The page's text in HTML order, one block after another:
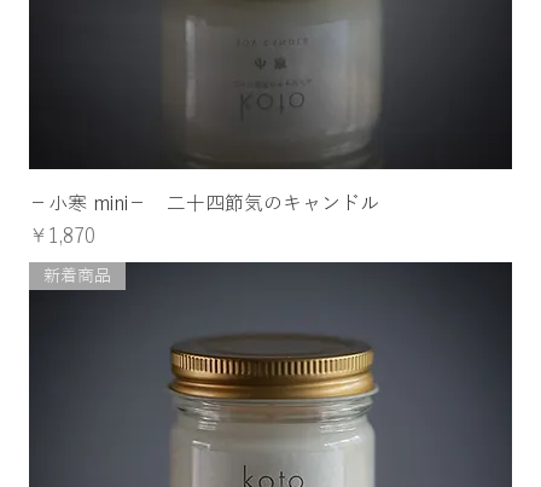
−小寒 mini− 二十四節気のキャンドル
価格
￥1,870
新着商品